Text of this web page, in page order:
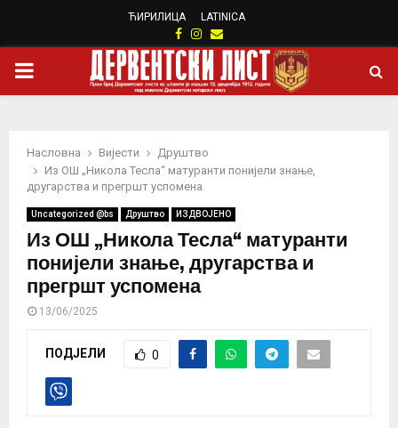
ЋИРИЛИЦА LATINICA
Facebook
Instagram
Email
PRIMARY
Насловна Вијести
Друштво
Из ОШ „Никола Тесла“ матуранти понијели знање,
другарства и прегршт успомена
Uncategorized @bs Друштво ИЗДВОЈЕНО
Из ОШ „Никола Тесла“ матуранти
понијели знање, другарства и
прегршт успомена
13/06/2025
ПОДЈЕЛИ 0